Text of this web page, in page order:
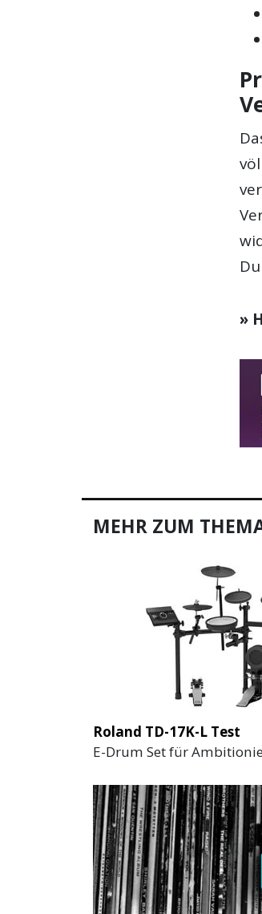
»
MEHR ZUM
Roland TD-17K-L Test
E-Drum Set für